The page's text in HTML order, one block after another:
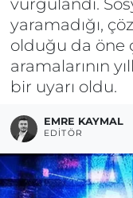
vurgulandı.
yaramadığı,
olduğu da öne
aramalarının
bir uyarı oldu.
EMRE KAYMAL
EDITÖR